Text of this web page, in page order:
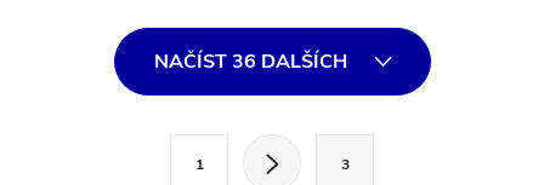
NAČÍST 36 DALŠÍCH
1 3